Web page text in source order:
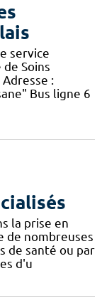
service
Soins
:
Bus ligne 6
la prise en
de nombreuses
de santé ou par
d'u